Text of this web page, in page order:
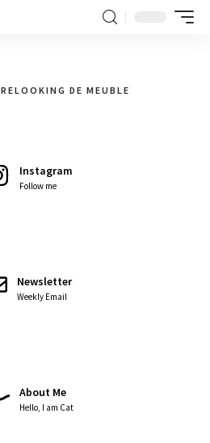
RELOOKING DE MEUBLE
Instagram
Follow me
Newsletter
Weekly Email
About Me
Hello, I am Cat